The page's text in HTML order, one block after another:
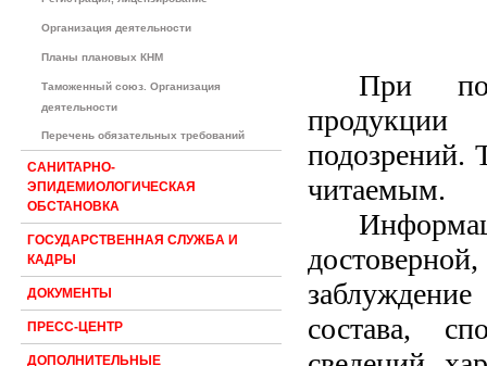
Организация деятельности
Планы плановых КНМ
Таможенный союз. Организация
деятельности
Перечень обязательных требований
САНИТАРНО-
ЭПИДЕМИОЛОГИЧЕСКАЯ
ОБСТАНОВКА
ГОСУДАРСТВЕННАЯ СЛУЖБА И
КАДРЫ
ДОКУМЕНТЫ
ПРЕСС-ЦЕНТР
ДОПОЛНИТЕЛЬНЫЕ
При
продукции
подозрений.
читаемым.
заблуждение
состава,